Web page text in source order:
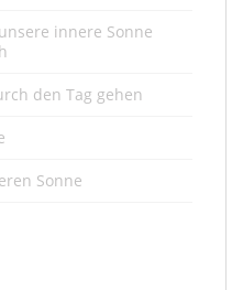
innere Sonne
den Tag gehen
Sonne